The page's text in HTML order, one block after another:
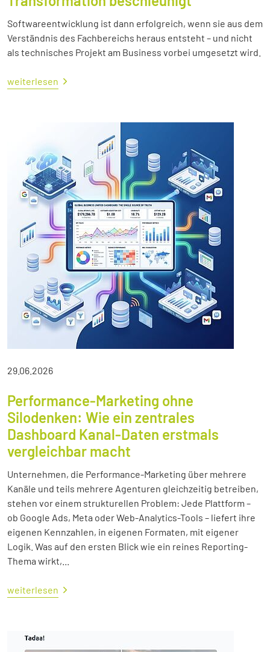
Softwareentwicklung ist dann erfolgreich, wenn sie aus dem
Verständnis des Fachbereichs heraus entsteht – und nicht
als technisches Projekt am Business vorbei umgesetzt wird.
weiterlesen
29.06.2026
Performance-Marketing ohne
Silodenken: Wie ein zentrales
Dashboard Kanal-Daten erstmals
vergleichbar macht
Unternehmen, die Performance-Marketing über mehrere
Kanäle und teils mehrere Agenturen gleichzeitig betreiben,
stehen vor einem strukturellen Problem: Jede Plattform –
ob Google Ads, Meta oder Web-Analytics-Tools – liefert ihre
eigenen Kennzahlen, in eigenen Formaten, mit eigener
Logik. Was auf den ersten Blick wie ein reines Reporting-
Thema wirkt,...
weiterlesen